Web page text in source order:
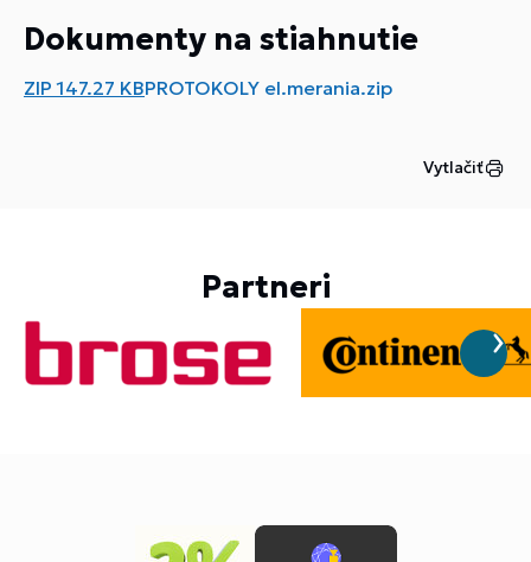
Dokumenty na stiahnutie
ZIP147.27 KBPROTOKOLY el.merania.zip
Vytlačiť
Partneri